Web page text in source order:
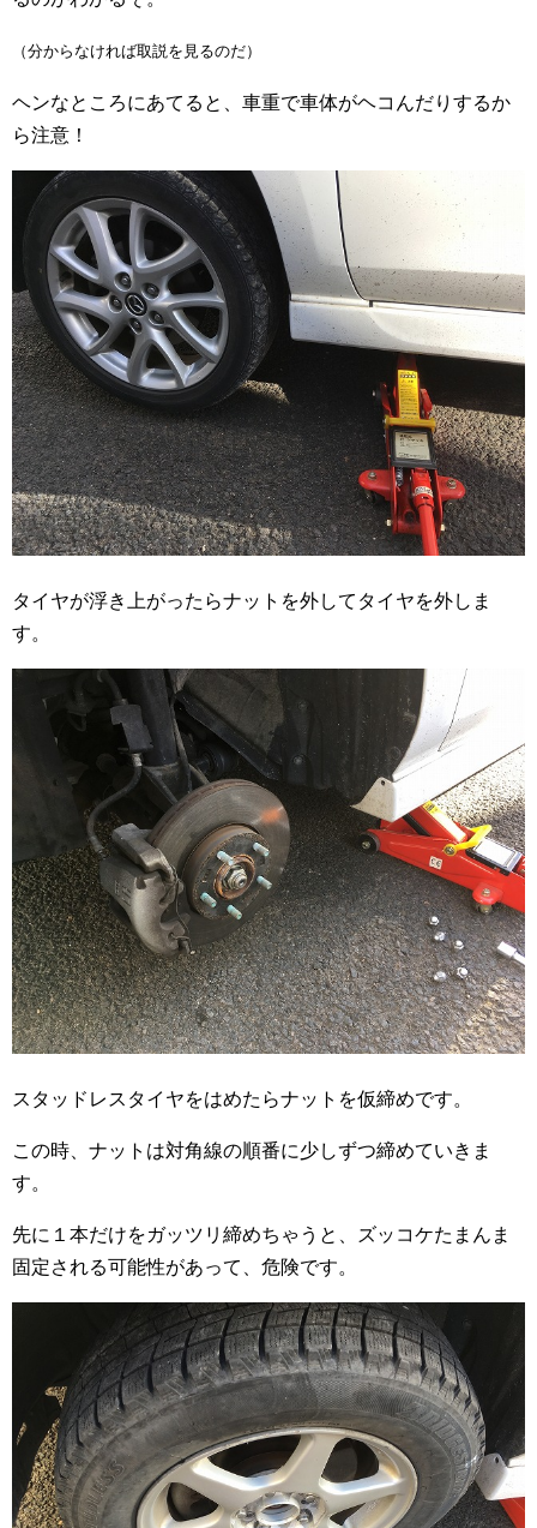
（分からなければ取説を見るのだ）
ヘンなところにあてると、車重で車体がヘコんだりするか
ら注意！
タイヤが浮き上がったらナットを外してタイヤを外しま
す。
スタッドレスタイヤをはめたらナットを仮締めです。
この時、ナットは対角線の順番に少しずつ締めていきま
す。
先に１本だけをガッツリ締めちゃうと、ズッコケたまんま
固定される可能性があって、危険です。